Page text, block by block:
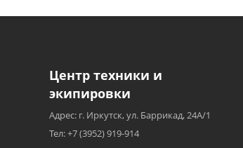
Центр техники и
экипировки
Адрес: г. Иркутск, ул. Баррикад, 24А/1
Тел: +7 (3952) 919-914